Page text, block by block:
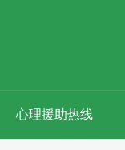
心理援助热线